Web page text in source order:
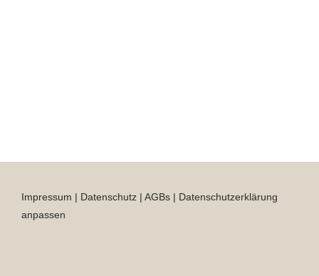
Impressum | Datenschutz | AGBs | Datenschutzerklärung
anpassen